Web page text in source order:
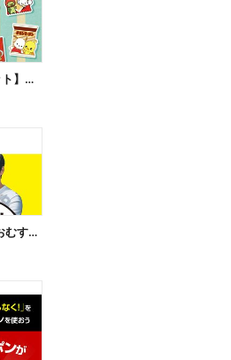
【サンリオ×メーカーマスコット】オリジナルグッズ貰える!
【おトク】大谷選手ファミマおむすび割